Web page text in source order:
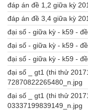
đáp án đề 1,2 giữa kỳ
đáp án đề 3,4 giữa kỳ
đại số - giữa kỳ - k59 -
đại số - giữa kỳ - k59 -
đại số - giữa kỳ - k59 -
đại số _ gt1 (thi thử
72870822265480_n.jpg
đại số _ gt1 (thi thử
03337199839149_n.jpg